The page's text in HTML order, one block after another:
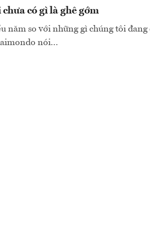
có gì là ghê gớm
năm so với những gì chúng tôi đang
nói...